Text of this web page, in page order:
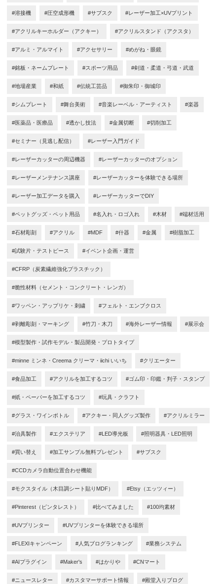
#溶接機 #圧空成形機 #サブスク #レーザー加工×UVプリント
#アクリルキーホルダー（アクキー） #アクリルスタンド（アクスタ）
#アルミ・アルマイト #アクセサリー #めがね・眼鏡
#銘板・ネームプレート #スポーツ用品 #剣道・柔道・弓道・武道
#地場産業 #和紙 #伝統工芸品 #御朱印・御城印
#シムプレート #舞台美術 #音楽レーベル・アーティスト #楽器
#医薬品・医療品 #透かし技法 #金属切断 #切削加工
#セミナー（見逃し配信） #レーザー入門ガイド
#レーザーカッターの周辺機器 #レーザーカッターのオプション
#レーザーメンテナンス講座 #レーザーカッターを体験できる場所
#レーザー加工データを購入 #レーザーカッターでDIY
#ペットグッズ・ペット用品 #名入れ・ロゴ入れ #木材 #端材活用
#石材彫刻 #アクリル #MDF #什器 #金属 #樹脂加工
#試験片・テストピース #イベント企画・運営
#CFRP（炭素繊維強化プラスチック）
#脆性材料（セメント・コンクリート・レンガ）
#ワッペン・アップリケ・刺繍 #フェルト・エンブクロス
#剥離彫刻・マーキング #竹刀・木刀 #海外レーザー情報 #展示会
#模型製作・試作モデル・製品開発・プロトタイプ
#minne ミンネ・Creema クリーマ・iichi いいち #クリエーター
#食品加工 #アクリルを加工するコツ #ゴム印・印鑑・判子・スタンプ
#紙・ペーパーを加工するコツ #玩具・クラフト
#グラス・ワインボトル #アクキー・同人グッズ製作 #アクリルミラー
#治具製作 #エクステリア #LED導光板 #照明器具・LED照明
#買い替え #加工サンプル無料プレゼント #サブスク
#CCDカメラ自動位置合わせ機能
#モクスタイル（木目調シート貼りMDF） #Etsy（エッツィー）
#Pinterest（ピンタレスト） #比べてみました #100均素材
#UVプリンター #UVプリンターを体験できる場所
#FLEXIキャンペーン #人気ブログランキング #業務システム
#AIプラグイン #Maker's #はかりや #CNマート
#ニュースレター #カスタマーサポート情報 #殿堂入りブログ